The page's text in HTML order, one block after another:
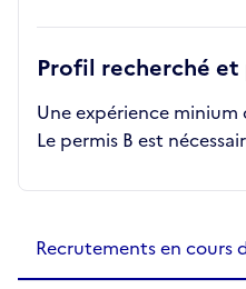
Profil recherché
Une expérience minium
Le permis B est
Recrutements en cours